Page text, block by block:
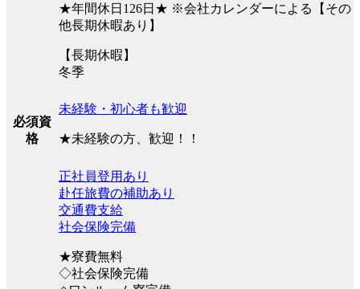
★年間休日126日★ ※会社カレンダーによる【その
他長期休暇あり】
【長期休暇】
冬季
必須資
格
未経験・初心者も歓迎
★未経験の方、歓迎！！
正社員登用あり
赴任旅費の補助あり
交通費支給
社会保険完備
★寮費無料
◇社会保険完備